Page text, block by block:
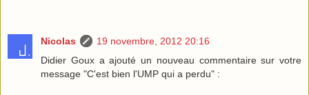
Nicolas
19 novembre, 2012 20:16
Didier Goux a ajouté un nouveau commentaire sur votre
message "C'est bien l'UMP qui a perdu" :